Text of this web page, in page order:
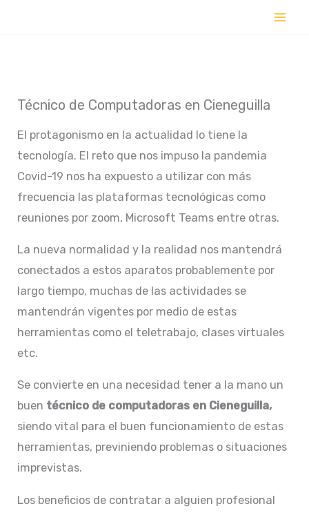
Técnico de Computadoras en Cieneguilla
El protagonismo en la actualidad lo tiene la
tecnología. El reto que nos impuso la pandemia
Covid-19 nos ha expuesto a utilizar con más
frecuencia las plataformas tecnológicas como
reuniones por zoom, Microsoft Teams entre otras.
La nueva normalidad y la realidad nos mantendrá
conectados a estos aparatos probablemente por
largo tiempo, muchas de las actividades se
mantendrán vigentes por medio de estas
herramientas como el teletrabajo, clases virtuales
etc.
Se convierte en una necesidad tener a la mano un
buen técnico de computadoras en Cieneguilla,
siendo vital para el buen funcionamiento de estas
herramientas, previniendo problemas o situaciones
imprevistas.
Los beneficios de contratar a alguien profesional